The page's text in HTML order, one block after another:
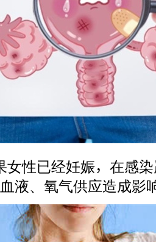
女性已经妊娠，在感
液、氧气供应造成影